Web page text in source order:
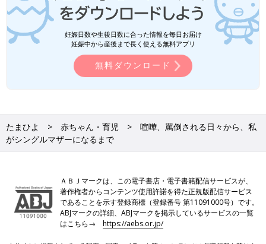
妊娠日数や生後日数に合った情報を毎日お届け
妊娠中から産後まで長く使える無料アプリ
無料ダウンロード
たまひよ 赤ちゃん・育児
喧嘩、罵倒される日々から、私
がシングルマザーになるまで
ＡＢＪマークは、この電子書店・電子書籍配信サービスが、
著作権者からコンテンツ使用許諾を得た正規版配信サービス
であることを示す登録商標（登録番号 第11091000号）です。
ABJマークの詳細、ABJマークを掲示しているサービスの一覧
はこちら→https://aebs.or.jp/